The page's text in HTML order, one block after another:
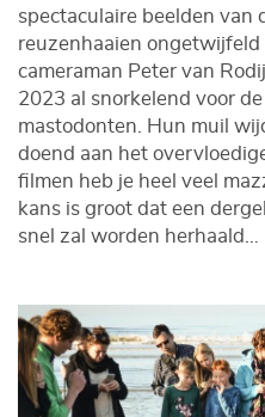
spectaculaire beelden van
reuzenhaaien
cameraman Peter van
2023 al snorkelend voor
mastodonten. Hun muil
doend aan het
filmen heb je heel veel
kans is groot dat een
snel zal worden herhaald…